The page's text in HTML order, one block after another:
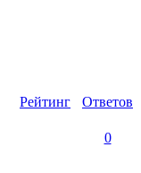
Рейтинг
Ответов
0